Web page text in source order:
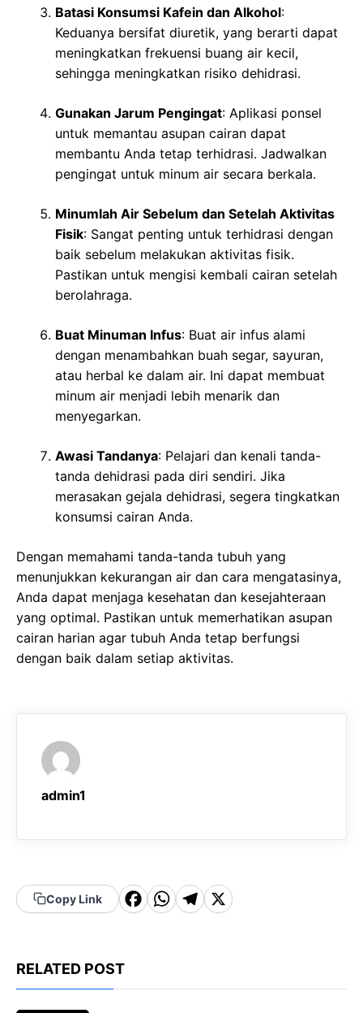
Batasi Konsumsi Kafein dan Alkohol:
Keduanya bersifat diuretik, yang berarti dapat
meningkatkan frekuensi buang air kecil,
sehingga meningkatkan risiko dehidrasi.
Gunakan Jarum Pengingat: Aplikasi ponsel
untuk memantau asupan cairan dapat
membantu Anda tetap terhidrasi. Jadwalkan
pengingat untuk minum air secara berkala.
Minumlah Air Sebelum dan Setelah Aktivitas
Fisik: Sangat penting untuk terhidrasi dengan
baik sebelum melakukan aktivitas fisik.
Pastikan untuk mengisi kembali cairan setelah
berolahraga.
Buat Minuman Infus: Buat air infus alami
dengan menambahkan buah segar, sayuran,
atau herbal ke dalam air. Ini dapat membuat
minum air menjadi lebih menarik dan
menyegarkan.
Awasi Tandanya: Pelajari dan kenali tanda-
tanda dehidrasi pada diri sendiri. Jika
merasakan gejala dehidrasi, segera tingkatkan
konsumsi cairan Anda.
Dengan memahami tanda-tanda tubuh yang
menunjukkan kekurangan air dan cara mengatasinya,
Anda dapat menjaga kesehatan dan kesejahteraan
yang optimal. Pastikan untuk memerhatikan asupan
cairan harian agar tubuh Anda tetap berfungsi
dengan baik dalam setiap aktivitas.
admin1
Copy Link
F WT X
RELATED POST